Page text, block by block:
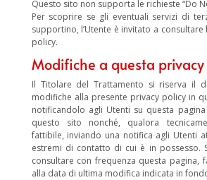
Questo sito non supporta le richieste “Do
Per scoprire se gli eventuali servizi di
supportino, l’Utente è invitato a
policy.
Modifiche a questa
Il Titolare del Trattamento si riserva il
modifiche alla presente privacy policy in
notificandolo agli Utenti su questa
questo sito nonché, qualora
fattibile, inviando una notifica agli Utenti
estremi di contatto di cui è in possesso.
consultare con frequenza questa pagina,
alla data di ultima modifica indicata in